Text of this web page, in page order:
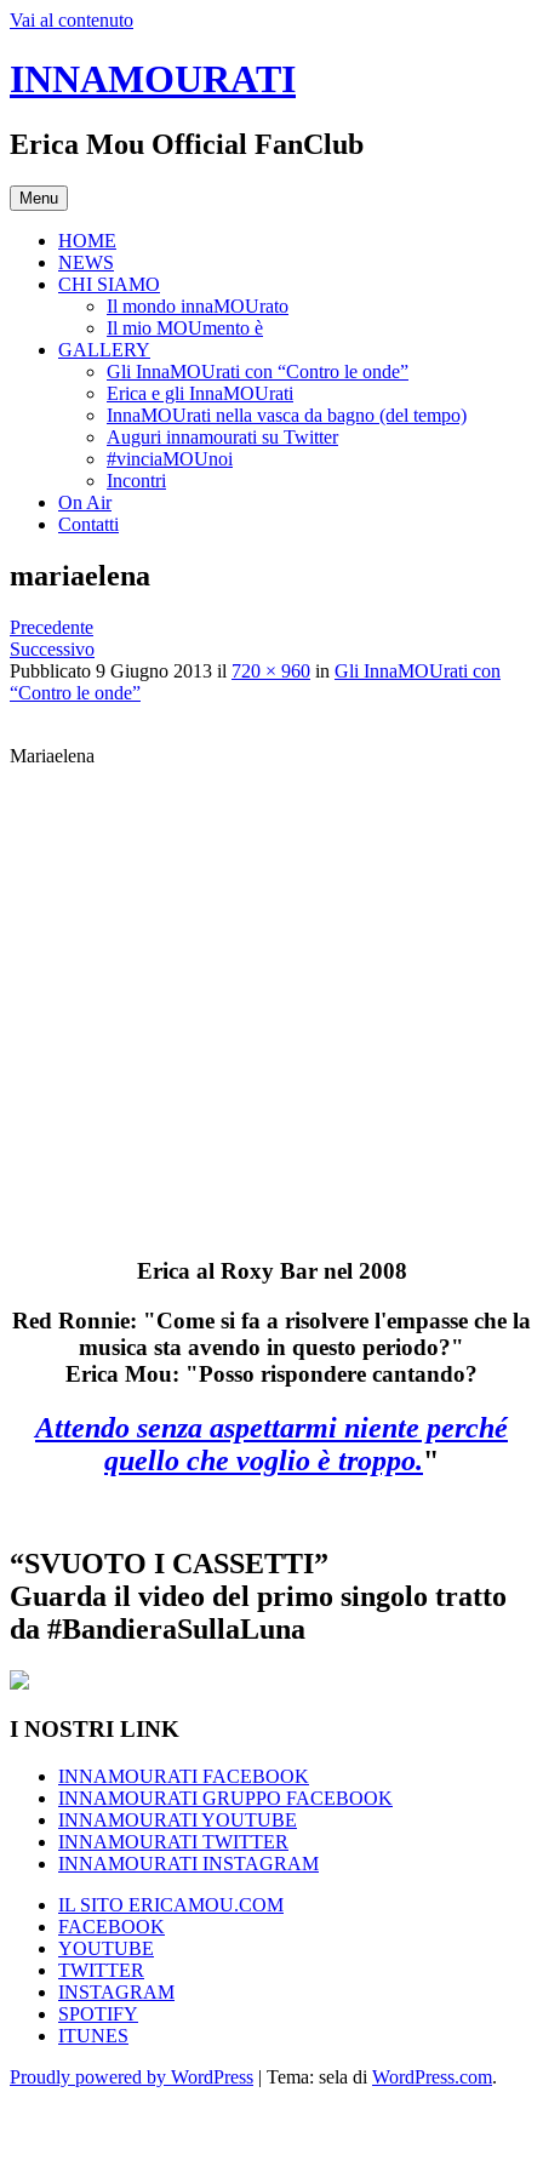
Vai al contenuto
INNAMOURATI
Erica Mou Official FanClub
Menu
HOME
NEWS
CHI SIAMO
Il mondo innaMOUrato
Il mio MOUmento è
GALLERY
Gli InnaMOUrati con “Contro le onde”
Erica e gli InnaMOUrati
InnaMOUrati nella vasca da bagno (del tempo)
Auguri innamourati su Twitter
#vinciaMOUnoi
Incontri
On Air
Contatti
mariaelena
Precedente
Successivo
Pubblicato 9 Giugno 2013 il 720 × 960 in Gli InnaMOUrati con
“Contro le onde”
Mariaelena
Erica al Roxy Bar nel 2008
Red Ronnie: "Come si fa a risolvere l'empasse che la
musica sta avendo in questo periodo?"
Erica Mou: "Posso rispondere cantando?
Attendo senza aspettarmi niente perché
quello che voglio è troppo."
“SVUOTO I CASSETTI”
Guarda il video del primo singolo tratto
da #BandieraSullaLuna
I NOSTRI LINK
INNAMOURATI FACEBOOK
INNAMOURATI GRUPPO FACEBOOK
INNAMOURATI YOUTUBE
INNAMOURATI TWITTER
INNAMOURATI INSTAGRAM
IL SITO ERICAMOU.COM
FACEBOOK
YOUTUBE
TWITTER
INSTAGRAM
SPOTIFY
ITUNES
Proudly powered by WordPress | Tema: sela di WordPress.com.